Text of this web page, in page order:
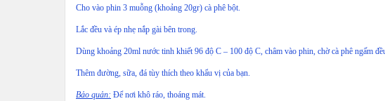
Cho vào phin 3 muỗng (khoảng 20gr) cà phê bột.
Lắc đều và ép nhẹ nắp gài bên trong.
Dùng khoảng 20ml nước tinh khiết 96 độ C – 100 độ C, châm vào phin, chờ cà phê ngấm
Thêm đường, sữa, đá tùy thích theo khẩu vị của bạn.
Bảo quản: Để nơi khô ráo, thoáng mát.